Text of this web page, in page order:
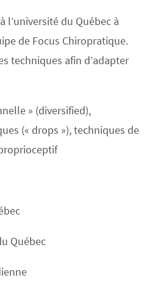
du Québec à
de Focus Chiropratique.
techniques afin d’adapter
» (diversified),
(« drops »), techniques de
Québec